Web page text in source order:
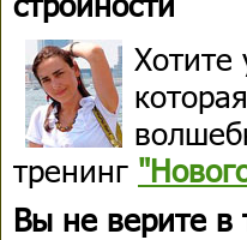
тренинг
Вы не верите в